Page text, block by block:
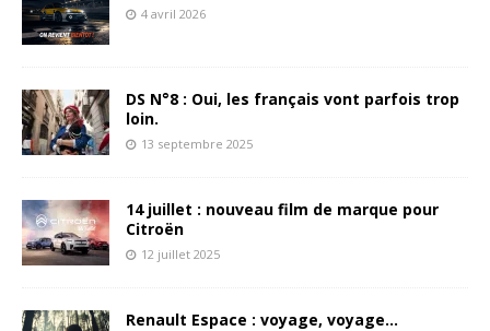
4 avril 2026
DS N°8 : Oui, les français vont parfois trop
loin.
13 septembre 2025
14 juillet : nouveau film de marque pour
Citroën
12 juillet 2025
Renault Espace : voyage, voyage…